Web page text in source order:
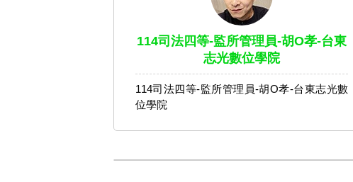
114司法四等-監所管理員-胡O孝-台東
志光數位學院
114司法四等-監所管理員-胡O孝-台東志光數
位學院